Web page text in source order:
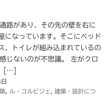
路があり、その先の壁を右に
になっています。そこにベッド
、トイレが組み込まれているの
じないのが不思議。 左がクロ
[…]
ル・コルビジェ
建築・設計につ